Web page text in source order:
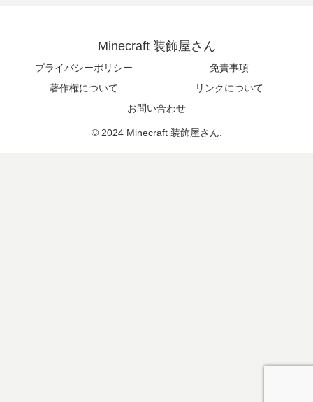
Minecraft 装飾屋さん
プライバシーポリシー
免責事項
著作権について
リンクについて
お問い合わせ
© 2024 Minecraft 装飾屋さん.